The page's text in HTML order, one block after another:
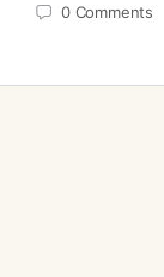
0 Comments